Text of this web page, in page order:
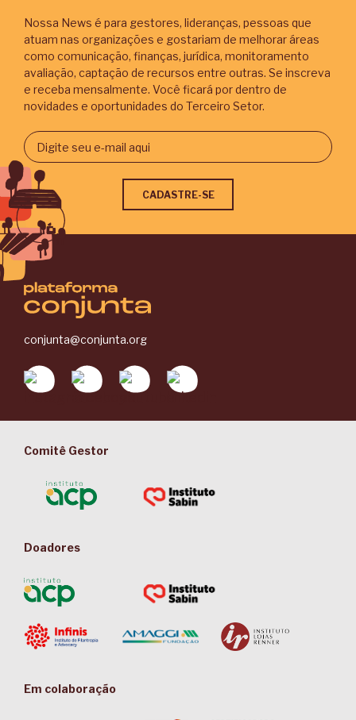
Nossa News é para gestores, lideranças, pessoas que
atuam nas organizações e gostariam de melhorar áreas
como comunicação, finanças, jurídica, monitoramento
avaliação, captação de recursos entre outras. Se inscreva
e receba mensalmente. Você ficará por dentro de
novidades e oportunidades do Terceiro Setor.
conjunta@conjunta.org
Comitê Gestor
Doadores
Em colaboração